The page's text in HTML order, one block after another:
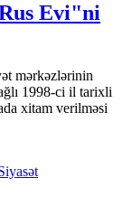
Evi"ni
mərkəzlərinin
1998-ci il tarixli
xitam verilməsi